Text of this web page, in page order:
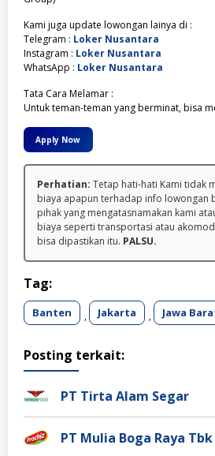
Kami juga update lowongan lainya di :
Telegram : Loker Nusantara
Instagram : Loker Nusantara
WhatsApp : Loker Nusantara
Tata Cara Melamar :
Untuk teman-teman yang berminat, bisa
Apply Now
Perhatian: Tetap hati-hati Kami tidak
biaya apapun terhadap info lowongan
pihak yang mengatasnamakan kami
biaya seperti transportasi atau
bisa dipastikan itu. PALSU.
Tag:
Banten , Jakarta , Jawa
Posting terkait:
PT Tirta Alam Segar
PT Mulia Boga Raya Tbk